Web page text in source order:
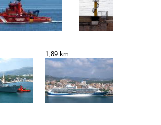
1,89 km